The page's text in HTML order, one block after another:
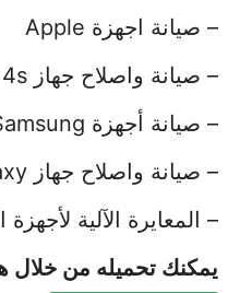
– صيانة اجهزة Apple
– صيانة واصلاح جهاز iPhone 4s
– صيانة أجهزة Samsung
– صيانة واصلاح جهاز Samsung galaxy
– المعايرة الآلية لأجهزة
يمكنك تحميله من خلال